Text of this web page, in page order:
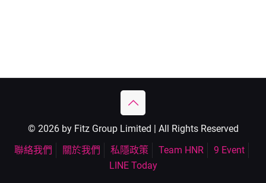
© 2026 by Fitz Group Limited | All Rights Reserved
聯絡我們
關於我們 私隱政策 Team HNR
9 Event
LINE Today